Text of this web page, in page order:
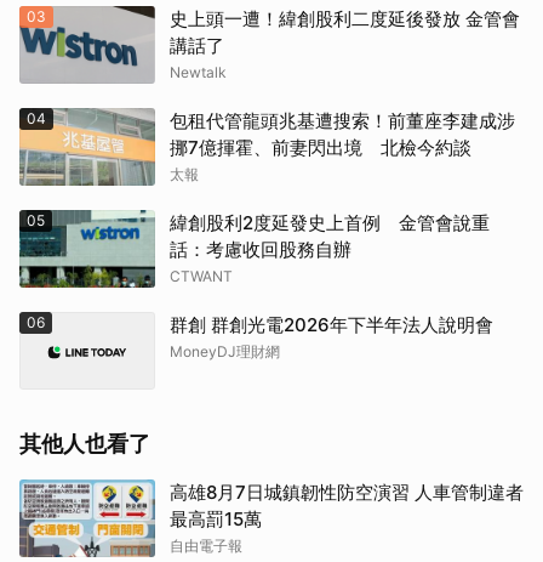
03
史上頭一遭！緯創股利二度延後發放 金管會
講話了
Newtalk
04
包租代管龍頭兆基遭搜索！前董座李建成涉
挪7億揮霍、前妻閃出境 北檢今約談
太報
05
緯創股利2度延發史上首例 金管會說重
話：考慮收回股務自辦
CTWANT
06 群創 群創光電2026年下半年法人說明會
MoneyDJ理財網
其他人也看了
高雄8月7日城鎮韌性防空演習 人車管制違者
最高罰15萬
自由電子報